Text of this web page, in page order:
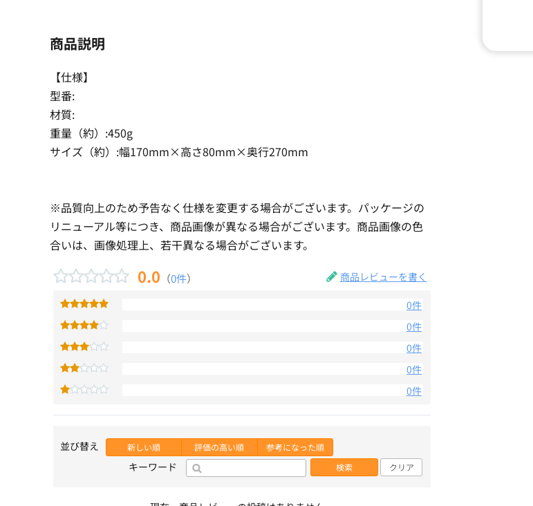
商品説明
【仕様】
型番:
材質:
重量（約）:450g
サイズ（約）:幅170mm×高さ80mm×奥行270mm
※品質向上のため予告なく仕様を変更する場合がございます。パッケージの
リニューアル等につき、商品画像が異なる場合がございます。商品画像の色
合いは、画像処理上、若干異なる場合がございます。
0.0 （0件） 商品レビューを書く
0件
0件
0件
0件
0件
並び替え 新しい順 評価の高い順 参考になった順
キーワード 検索 クリア